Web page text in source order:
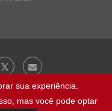
sua experiência.
mas você pode optar